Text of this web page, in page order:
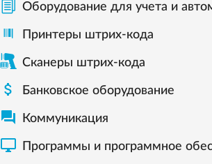
Оборудование для учета и
Принтеры штрих-кода
Сканеры штрих-кода
 Банковское оборудование
 Коммуникация
 Программы и программное